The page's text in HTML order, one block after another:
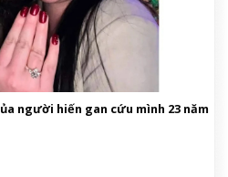
người hiến gan cứu mình 23 năm